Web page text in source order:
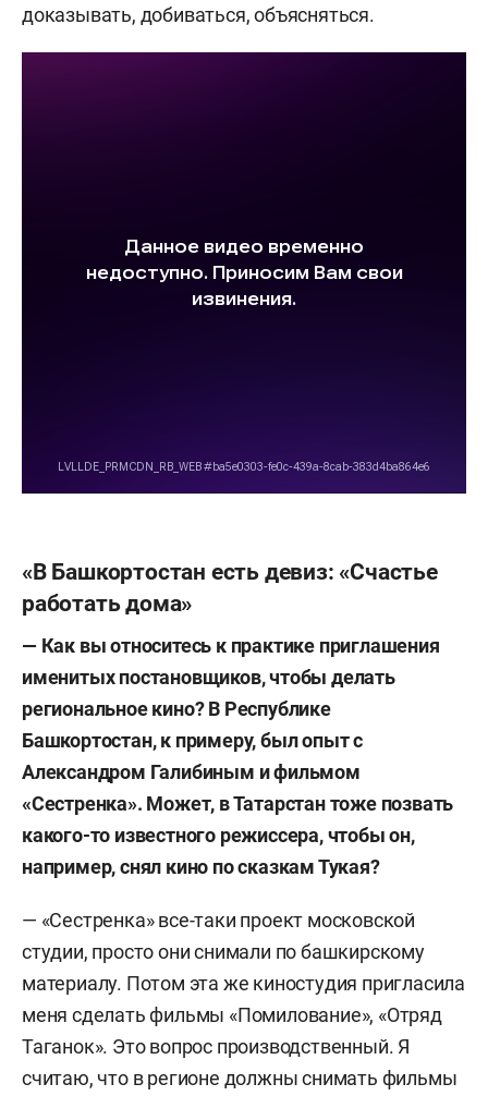
доказывать, добиваться, объясняться.
«В Башкортостан есть девиз: «Счастье
работать дома»
— Как вы относитесь к практике приглашения
именитых постановщиков, чтобы делать
региональное кино? В Республике
Башкортостан, к примеру, был опыт с
Александром Галибиным и фильмом
«Сестренка». Может, в Татарстан тоже позвать
какого-то известного режиссера, чтобы он,
например, снял кино по сказкам Тукая?
— «Сестренка» все-таки проект московской
студии, просто они снимали по башкирскому
материалу. Потом эта же киностудия пригласила
меня сделать фильмы «Помилование», «Отряд
Таганок». Это вопрос производственный. Я
считаю, что в регионе должны снимать фильмы